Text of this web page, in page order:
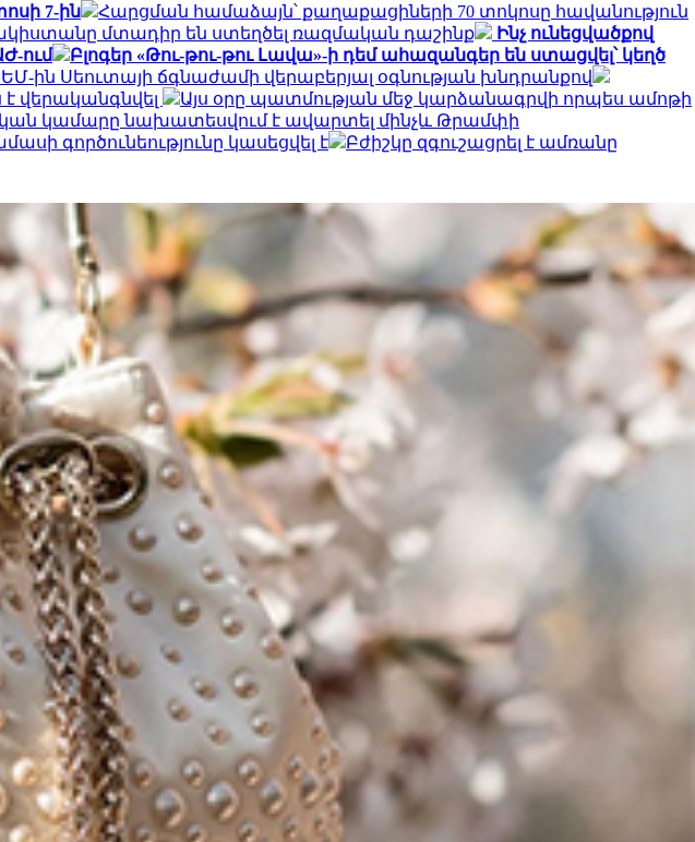
7-ին
Հարցման համաձայն՝ քաղաքացիների 70 տոկոսը հավանություն
մտադիր են ստեղծել ռազմական դաշինք
Ինչ ունեցվածքով
ում
Բլոգեր «Թու-թու-թու Լավա»-ի դեմ ահազանգեր են ստացվել՝ կեղծ
ին Սեուտայի ​​ճգնաժամի վերաբերյալ օգնության խնդրանքով
վերականգնվել
Այս օրը պատմության մեջ կարձանագրվի որպես ամոթի
կամարը նախատեսվում է ավարտել մինչև Թրամփի
գործունեությունը կասեցվել է
Բժիշկը զգուշացրել է ամռանը